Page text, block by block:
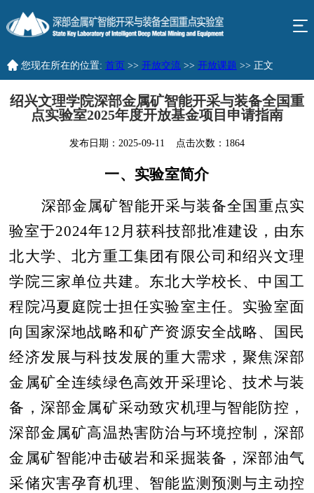
您现在所在的位置: 首页 >> 开放交流 >> 开放课题 >> 正文
绍兴文理学院深部金属矿智能开采与装备全国重
点实验室2025年度开放基金项目申请指南
发布日期： 2025-09-11 点击次数： 1864
一、实验室简介
深部金属矿智能开采与装备全国重点实
验室于2024年12 月获科技部批准建设，由东
北大学、北方重工集团有限公司和绍兴文理
学院三家单位共建。东北大学校长、中国工
程院冯夏庭院士担任实验室主任。实验室面
向国家深地战略和矿产资源安全战略、国民
经济发展与科技发展的重大需求，聚焦深部
金属矿全连续绿色高效开采理论、技术与装
备，深部金属矿采动致灾机理与智能防控，
深部金属矿高温热害防治与环境控制，深部
金属矿智能冲击破岩和采掘装备，深部油气
采储灾害孕育机理、智能监测预测与主动控